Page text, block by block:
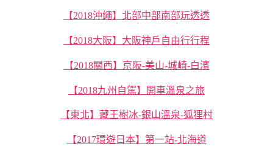
【2018沖繩】北部中部南部玩透透
【2018大阪】大阪神戶自由行行程
【2018關西】京阪-美山-城崎-白濱
【2018九州自駕】開車溫泉之旅
【東北】藏王樹冰-銀山溫泉-狐狸村
【2017環遊日本】第一站-北海道